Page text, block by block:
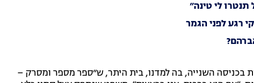
לי טינה״
רגע לפני הגמר
בכניסה השנייה, בה למדנו, בית היתר, ש״ספר מספר ומסרק –